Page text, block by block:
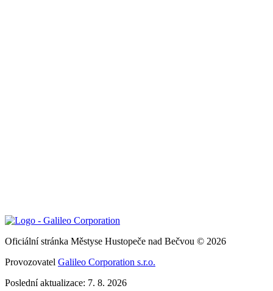
Oficiální stránka Městyse Hustopeče nad Bečvou © 2026
Provozovatel Galileo Corporation s.r.o.
Poslední aktualizace: 7. 8. 2026